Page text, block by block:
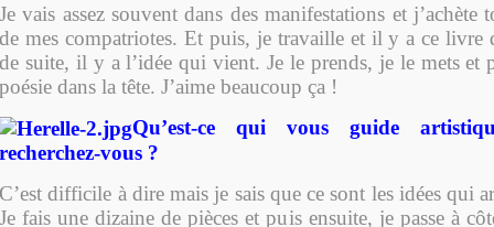
Je vais assez souvent dans des manifestations et j’achète
de mes compatriotes. Et puis, je travaille et il y a ce
de suite, il y a l’idée qui vient. Je le prends, je le mets et
poésie dans la tête. J’aime beaucoup ça !
Qu’est-ce qui vous guide
recherchez-vous ?
C’est difficile à dire mais je sais que ce sont les idées qui
Je fais une dizaine de pièces et puis ensuite, je passe à